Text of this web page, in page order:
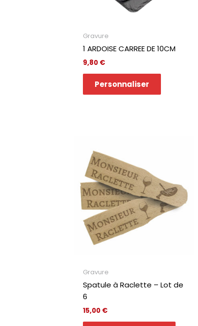
Gravure
1 ARDOISE CARREE DE 10CM
9,80 €
Personnaliser
Gravure
Spatule à Raclette – Lot de
6
15,00 €